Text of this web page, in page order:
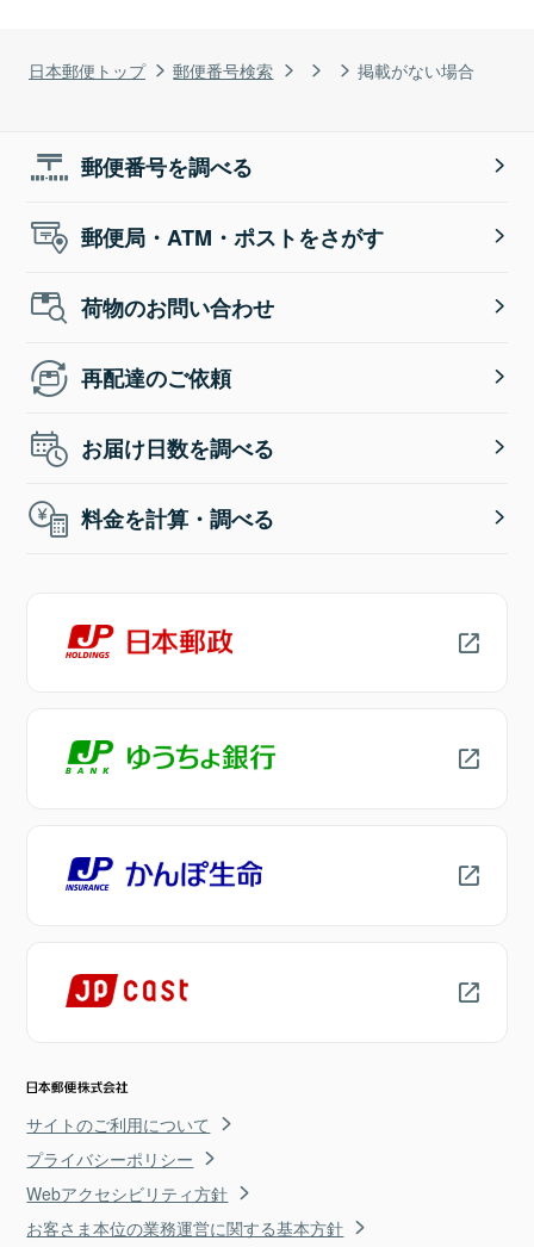
日本郵便トップ 郵便番号検索 掲載がない場合
郵便番号を調べる
郵便局・ATM・ポストをさがす
荷物のお問い合わせ
再配達のご依頼
お届け日数を調べる
料金を計算・調べる
サイトのご利用について
プライバシーポリシー
Webアクセシビリティ方針
お客さま本位の業務運営に関する基本方針